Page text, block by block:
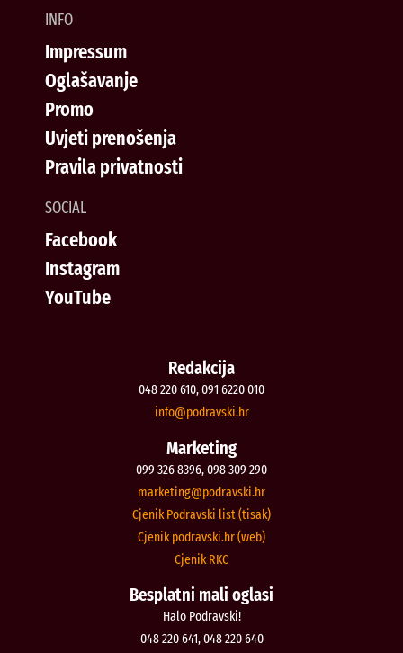
INFO
Impressum
Oglašavanje
Promo
Uvjeti prenošenja
Pravila privatnosti
SOCIAL
Facebook
Instagram
YouTube
Redakcija
048 220 610, 091 6220 010
rh.iksvardop
@ofni
Marketing
099 326 8396, 098 309 290
rh.iksvardop
@gnitekram
Cjenik Podravski list (tisak)
Cjenik podravski.hr (web)
Cjenik RKC
Besplatni mali oglasi
Halo Podravski!
048 220 641, 048 220 640